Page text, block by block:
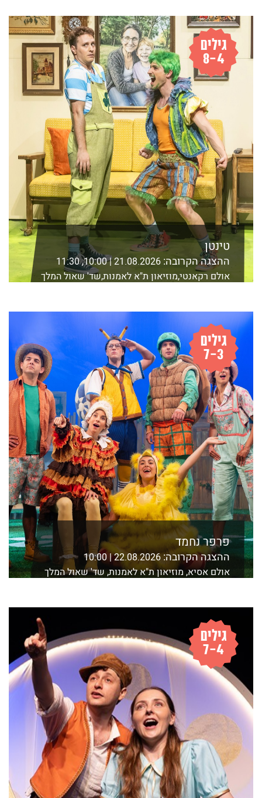
טינטן
ההצגה הקרובה: 21.08.2026 | 10:00, 11:30
אולם רקאנטי,מוזיאון ת"א לאמנות,שד' שאול המלך
פרפר נחמד
ההצגה הקרובה:22.08.2026 | 10:00
אולם אסיא, מוזיאון ת"א לאמנות, שד' שאול המלך